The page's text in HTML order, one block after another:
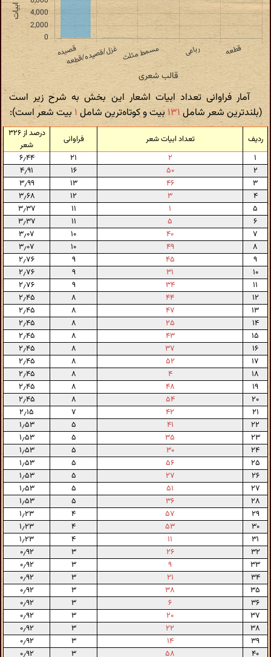
آمار فراوانی تعداد ابیات اشعار این بخش به شرح زیر است
(بلندترین شعر شامل ۱۳۱بیت و کوتاه‌ترین شامل ۱ بیت شعر است):
ردیف تعداد ابیات شعر فراوانی
درصد از ۳۲۶
شعر
۱
۲ ۲۱
۶٫۴۴
۲
۵۰ ۱۶
۴٫۹۱
۳
۴۶ ۱۳
۳٫۹۹
۴
۳ ۱۲
۳٫۶۸
۵
۱ ۱۱
۳٫۳۷
۶
۵ ۱۱
۳٫۳۷
۷
۴۰ ۱۰
۳٫۰۷
۸
۴۹ ۱۰
۳٫۰۷
۹
۴۵ ۹
۲٫۷۶
۱۰
۳۱ ۹
۲٫۷۶
۱۱
۳۴ ۹
۲٫۷۶
۱۲
۴۴ ۸
۲٫۴۵
۱۳
۴۷ ۸
۲٫۴۵
۱۴
۲۵ ۸
۲٫۴۵
۱۵
۴۳ ۸
۲٫۴۵
۱۶
۳۷ ۸
۲٫۴۵
۱۷
۵۲ ۸
۲٫۴۵
۱۸
۴ ۸
۲٫۴۵
۱۹
۴۸ ۸
۲٫۴۵
۲۰
۵۴ ۸
۲٫۴۵
۲۱
۴۲ ۷
۲٫۱۵
۲۲
۴۱ ۵
۱٫۵۳
۲۳
۳۵ ۵
۱٫۵۳
۲۴
۳۰ ۵
۱٫۵۳
۲۵
۵۶ ۵
۱٫۵۳
۲۶
۲۷ ۵
۱٫۵۳
۲۷
۵۱ ۵
۱٫۵۳
۲۸
۳۶ ۵
۱٫۵۳
۲۹
۵۷ ۴
۱٫۲۳
۳۰
۵۳ ۴
۱٫۲۳
۳۱
۱۱ ۴
۱٫۲۳
۳۲
۲۶ ۳
۰٫۹۲
۳۳
۹ ۳
۰٫۹۲
۳۴
۲۱ ۳
۰٫۹۲
۳۵
۳۸ ۳
۰٫۹۲
۳۶
۶ ۳
۰٫۹۲
۳۷
۲۰ ۳
۰٫۹۲
۳۸
۲۲ ۳
۰٫۹۲
۳۹
۱۴ ۳
۰٫۹۲
۴۰
۵۸ ۳
۰٫۹۲